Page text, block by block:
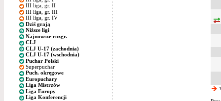
III liga, gr. II
III liga, gr. III
III liga, gr. IV
Dziś grają
Niższe ligi
Najnowsze rozgr.
CLJ
CLJ U-17 (zachodnia)
CLJ U-17 (wschodnia)
Puchar Polski
Superpuchar
Puch. okręgowe
Europuchary
Liga Mistrzów
Liga Europy
Liga Konferencji